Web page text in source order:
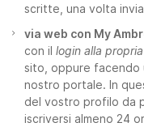
scritte, una volta
via web con My
con il login alla
sito, oppure facendo
nostro portale. In
del vostro profilo da
iscriversi almeno 24